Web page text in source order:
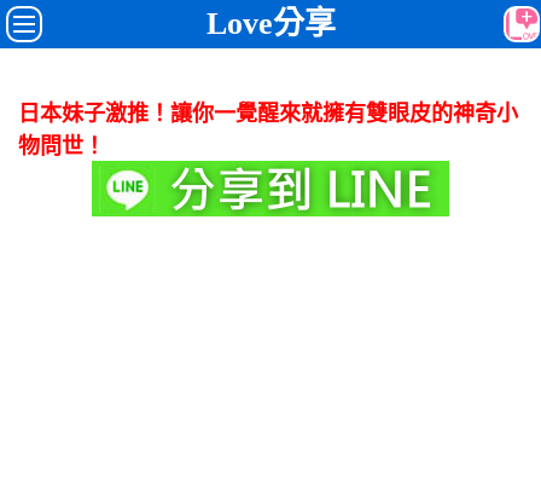
Love分享
日本妹子激推！讓你一覺醒來就擁有雙眼皮的神奇小
物問世！